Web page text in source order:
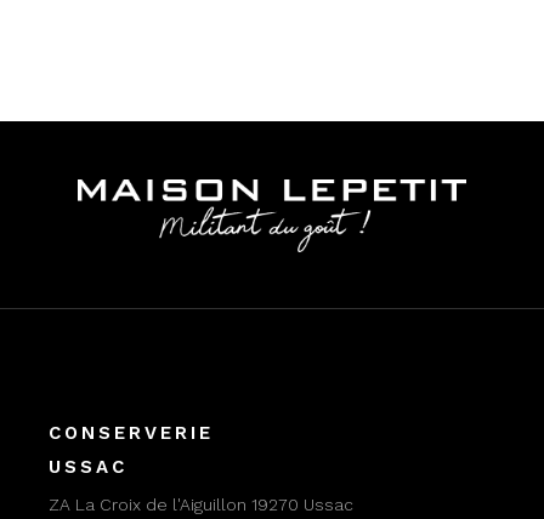
CONSERVERIE
USSAC
ZA La Croix de l'Aiguillon 19270 Ussac